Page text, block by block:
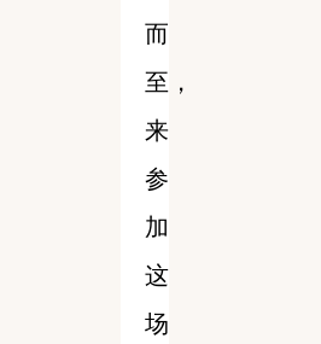
而
至，
来
参
加
这
场